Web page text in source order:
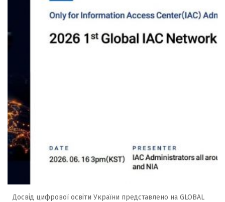
Досвід цифрової освіти України представлено на GLOBAL